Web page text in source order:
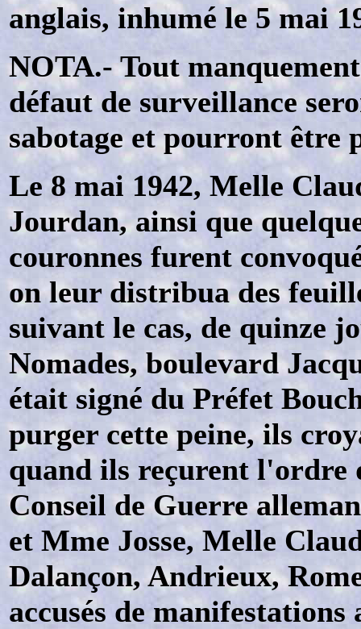
anglais, inhumé le 5 mai
NOTA.- Tout
défaut de surveillance
sabotage et pourront être
Le 8 mai 1942, Melle
Jourdan, ainsi que
couronnes furent
on leur distribua des
suivant le cas, de quinze
Nomades, boulevard
était signé du Préfet
purger cette peine, ils
quand ils reçurent l'ordre
Conseil de Guerre
et Mme Josse, Melle
Dalançon, Andrieux,
accusés de